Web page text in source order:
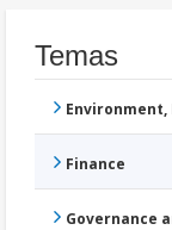
Temas
Finance
Governance